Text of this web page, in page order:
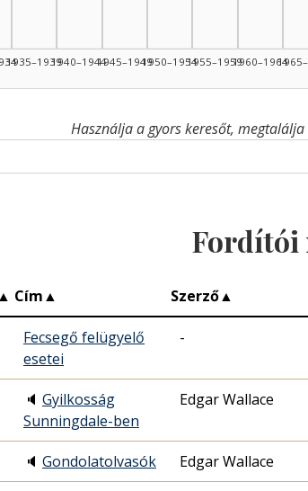
1935–19391940–19441945–19491950–19541955–19591960–1964
Használja a gyors keresőt,
Fordítói
▲ Cím▲ Szerző▲
Fecsegő felügyelő
esetei
-
🔈 Gyilkosság
Sunningdale-ben
Edgar Wallace
🔈 Gondolatolvasók Edgar Wallace